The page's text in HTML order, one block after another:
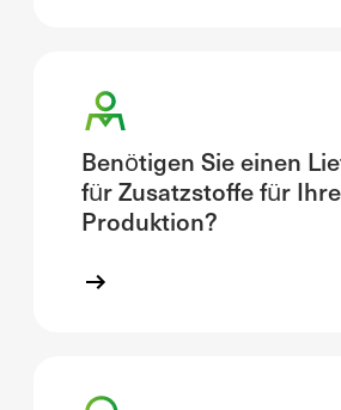
Benötigen Sie einen
für Zusatzstoffe für Ihre
Produktion?